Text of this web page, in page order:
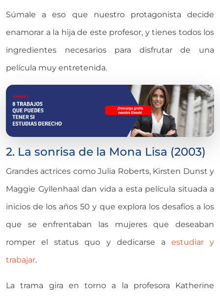
Súmale a eso que nuestro protagonista decide
enamorar a la hija de este profesor, y tienes todos los
ingredientes necesarios para disfrutar de una
película muy entretenida.
2. La sonrisa de la Mona Lisa (2003)
Grandes actrices como Julia Roberts, Kirsten Dunst y
Maggie Gyllenhaal dan vida a esta película situada a
inicios de los años 50 y que explora los desafíos a los
que se enfrentaban las mujeres que deseaban
romper el status quo y dedicarse a estudiar y
trabajar.
La trama gira en torno a la profesora Katherine